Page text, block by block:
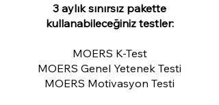
3 aylık sınırsız pakette
kullanabileceğiniz testler:
MOERS K-Test
MOERS Genel Yetenek Testi
MOERS Motivasyon Testi